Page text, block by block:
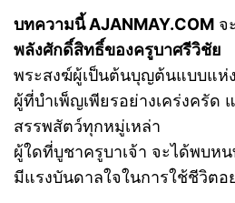
บทความนี้ AJANMAY.COM จ
พลังศักดิ์สิทธิ์ของครูบาศรีวิชัย
พระสงฆ์ผู้เป็นต้นบุญต้นแบบแห่
ผู้ที่บำเพ็ญเพียรอย่างเคร่งครัด
สรรพสัตว์ทุกหมู่เหล่า
ผู้ใดที่บูชาครูบาเจ้า จะได้พบหน
มีแรงบันดาลใจในการใช้ชีวิตอ